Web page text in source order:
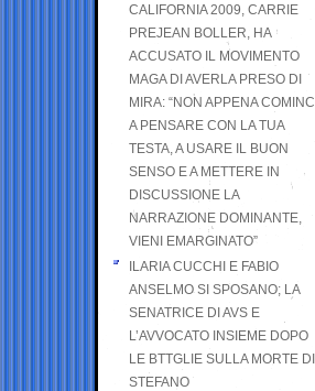
CALIFORNIA 2009, CARRIE
PREJEAN BOLLER, HA
ACCUSATO IL MOVIMENTO
MAGA DI AVERLA PRESO DI
MIRA: “NON APPENA COMINCI
A PENSARE CON LA TUA
TESTA, A USARE IL BUON
SENSO E A METTERE IN
DISCUSSIONE LA
NARRAZIONE DOMINANTE,
VIENI EMARGINATO”
ILARIA CUCCHI E FABIO
ANSELMO SI SPOSANO; LA
SENATRICE DI AVS E
L’AVVOCATO INSIEME DOPO
LE BTTGLIE SULLA MORTE DI
STEFANO